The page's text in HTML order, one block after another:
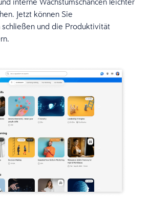
Jetzt können Sie
schließen und die Produktivität